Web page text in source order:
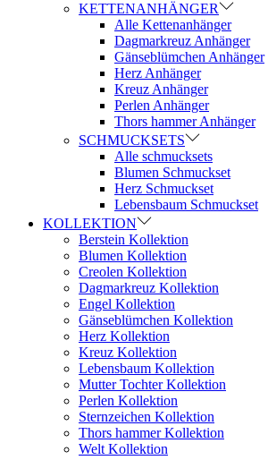
KETTENANHÄNGER
Alle Kettenanhänger
Dagmarkreuz Anhänger
Gänseblümchen Anhänger
Herz Anhänger
Kreuz Anhänger
Perlen Anhänger
Thors hammer Anhänger
SCHMUCKSETS
Alle schmucksets
Blumen Schmuckset
Herz Schmuckset
Lebensbaum Schmuckset
KOLLEKTION
Berstein Kollektion
Blumen Kollektion
Creolen Kollektion
Dagmarkreuz Kollektion
Engel Kollektion
Gänseblümchen Kollektion
Herz Kollektion
Kreuz Kollektion
Lebensbaum Kollektion
Mutter Tochter Kollektion
Perlen Kollektion
Sternzeichen Kollektion
Thors hammer Kollektion
Welt Kollektion